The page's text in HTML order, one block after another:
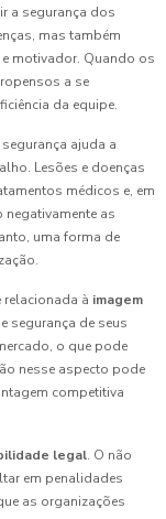
a segurança dos
mas também
motivador. Quando os
a se
da equipe.
ajuda a
Lesões e doenças
médicos e, em
as
uma forma de
à imagem
segurança de seus
o que pode
nesse aspecto pode
competitiva
legal. O não
em penalidades
as organizações